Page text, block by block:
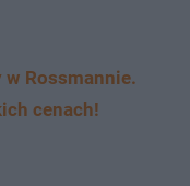
Rossmannie.
cenach!